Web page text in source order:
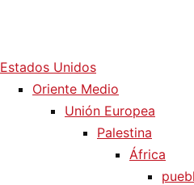
Estados Unidos
Oriente Medio
Unión Europea
Palestina
África